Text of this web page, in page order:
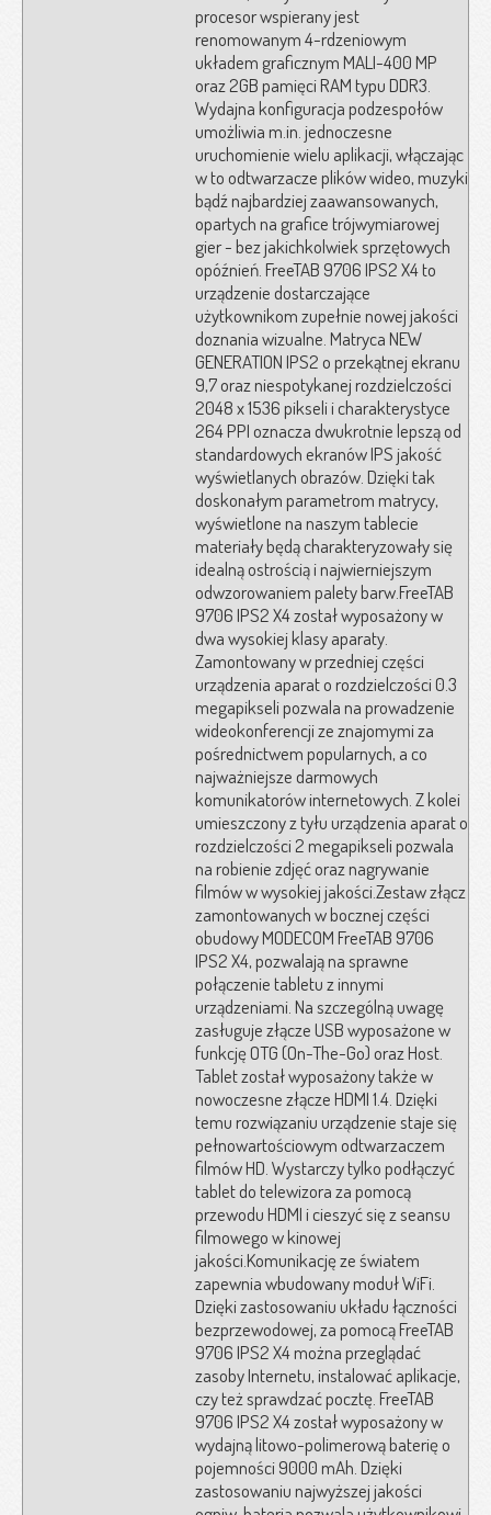
procesor wspierany jest
renomowanym 4-rdzeniowym
układem graficznym MALI-400 MP
oraz 2GB pamięci RAM typu DDR3.
Wydajna konfiguracja podzespołów
umożliwia m.in. jednoczesne
uruchomienie wielu aplikacji, włączając
w to odtwarzacze plików wideo, muzyki
bądź najbardziej zaawansowanych,
opartych na grafice trójwymiarowej
gier - bez jakichkolwiek sprzętowych
opóźnień. FreeTAB 9706 IPS2 X4 to
urządzenie dostarczające
użytkownikom zupełnie nowej jakości
doznania wizualne. Matryca NEW
GENERATION IPS2 o przekątnej ekranu
9,7 oraz niespotykanej rozdzielczości
2048 x 1536 pikseli i charakterystyce
264 PPI oznacza dwukrotnie lepszą od
standardowych ekranów IPS jakość
wyświetlanych obrazów. Dzięki tak
doskonałym parametrom matrycy,
wyświetlone na naszym tablecie
materiały będą charakteryzowały się
idealną ostrością i najwierniejszym
odwzorowaniem palety barw.FreeTAB
9706 IPS2 X4 został wyposażony w
dwa wysokiej klasy aparaty.
Zamontowany w przedniej części
urządzenia aparat o rozdzielczości 0.3
megapikseli pozwala na prowadzenie
wideokonferencji ze znajomymi za
pośrednictwem popularnych, a co
najważniejsze darmowych
komunikatorów internetowych. Z kolei
umieszczony z tyłu urządzenia aparat o
rozdzielczości 2 megapikseli pozwala
na robienie zdjęć oraz nagrywanie
filmów w wysokiej jakości.Zestaw złącz
zamontowanych w bocznej części
obudowy MODECOM FreeTAB 9706
IPS2 X4, pozwalają na sprawne
połączenie tabletu z innymi
urządzeniami. Na szczególną uwagę
zasługuje złącze USB wyposażone w
funkcję OTG (On-The-Go) oraz Host.
Tablet został wyposażony także w
nowoczesne złącze HDMI 1.4. Dzięki
temu rozwiązaniu urządzenie staje się
pełnowartościowym odtwarzaczem
filmów HD. Wystarczy tylko podłączyć
tablet do telewizora za pomocą
przewodu HDMI i cieszyć się z seansu
filmowego w kinowej
jakości.Komunikację ze światem
zapewnia wbudowany moduł WiFi.
Dzięki zastosowaniu układu łączności
bezprzewodowej, za pomocą FreeTAB
9706 IPS2 X4 można przeglądać
zasoby Internetu, instalować aplikacje,
czy też sprawdzać pocztę. FreeTAB
9706 IPS2 X4 został wyposażony w
wydajną litowo-polimerową baterię o
pojemności 9000 mAh. Dzięki
zastosowaniu najwyższej jakości